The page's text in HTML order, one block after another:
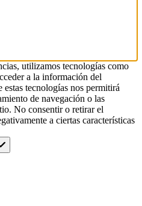
utilizamos tecnologías como
a la información del
tecnologías nos permitirá
de navegación o las
No consentir o retirar el
a ciertas características